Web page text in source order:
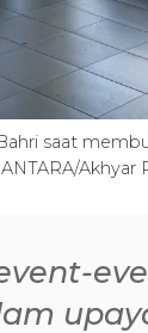
saat
Akhyar